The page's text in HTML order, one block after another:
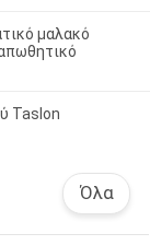
μαλακό
Taslon
Όλα